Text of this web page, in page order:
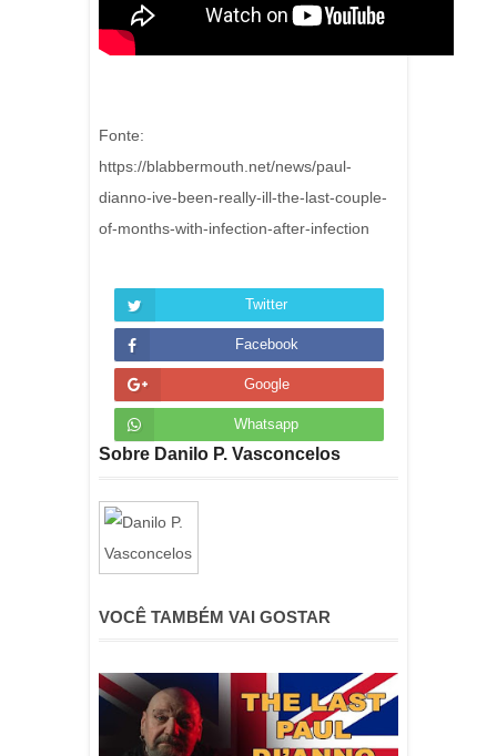
Fonte:
https://blabbermouth.net/news/paul-
dianno-ive-been-really-ill-the-last-couple-
of-months-with-infection-after-infection
Twitter
Facebook
Google
Whatsapp
Sobre Danilo P. Vasconcelos
VOCÊ TAMBÉM VAI GOSTAR